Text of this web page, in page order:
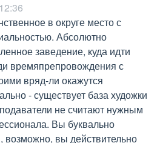
в округе место с
Абсолютно
заведение, куда идти
времяпрепровождения с
вряд-ли окажутся
- существует база художки
не считают нужным
Вы буквально
возможно, вы действительно